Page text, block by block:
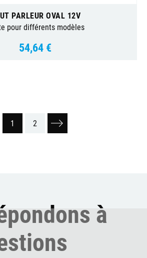
PARLEUR OVAL 12V
pour différents modèles
Prix
54,64 €
1 2 Suivant
à